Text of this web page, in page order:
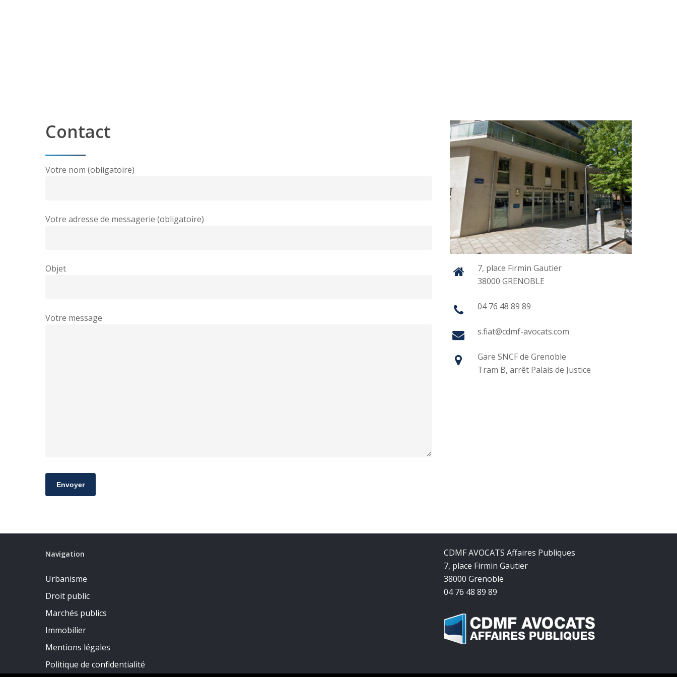
Contact
Votre nom (obligatoire)
Votre adresse de messagerie (obligatoire)
Objet
Votre message
7, place Firmin Gautier
38000 GRENOBLE
04 76 48 89 89
s.fiat@cdmf-avocats.com
Gare SNCF de Grenoble
Tram B, arrêt Palais de Justice
Navigation
Urbanisme
Droit public
Marchés publics
Immobilier
Mentions légales
Politique de confidentialité
CDMF AVOCATS Affaires Publiques
7, place Firmin Gautier
38000 Grenoble
04 76 48 89 89